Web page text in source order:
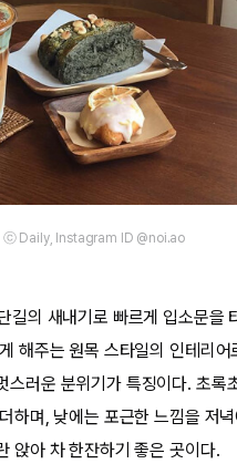
ⓒ Daily, Instagram ID @noi.ao
길의 새내기로 빠르게 입소문을
해주는 원목 스타일의 인테리어
스러운 분위기가 특징이다. 초록
하며, 낮에는 포근한 느낌을 저
앉아 차 한잔하기 좋은 곳이다.